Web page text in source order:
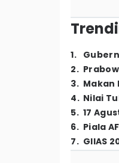
1.
2.
3. Makan
4. Nilai
5. 17
6. Piala
7. GIIAS